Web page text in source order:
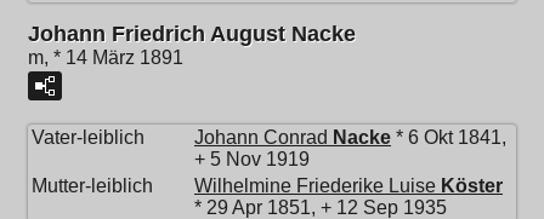
Johann Friedrich August Nacke
m, * 14 März 1891
Vater-leiblich Johann Conrad Nacke * 6 Okt 1841,
+ 5 Nov 1919
Mutter-leiblich
Wilhelmine Friederike Luise Köster
* 29 Apr 1851, + 12 Sep 1935